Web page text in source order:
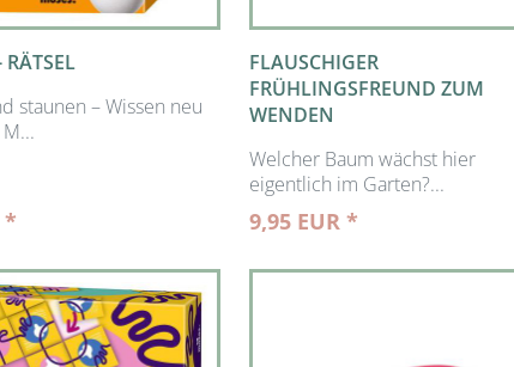
staunen – Wissen neu
*
FLAUSCHIGER
FRÜHLINGSFREUND ZUM
WENDEN
Welcher Baum wächst hier
eigentlich im Garten?...
9,95 EUR *